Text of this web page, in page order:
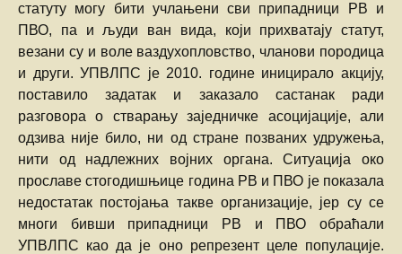
статуту могу бити учлањени сви припадници РВ и
ПВО, па и људи ван вида, који прихватају статут,
везани су и воле ваздухопловство, чланови породица
и други. УПВЛПС је 2010. године иницирало акцију,
поставило задатак и заказало састанак ради
разговора о стварању заједничке асоцијације, али
одзива није било, ни од стране позваних удружења,
нити од надлежних војних органа. Ситуација око
прославе стогодишњице година РВ и ПВО је показала
недостатак постојања такве организације, јер су се
многи бивши припадници РВ и ПВО обраћали
УПВЛПС као да је оно репрезент целе популације.